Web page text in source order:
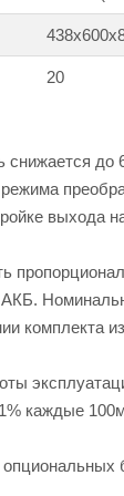
20
до
выхода
комплекта
каждые